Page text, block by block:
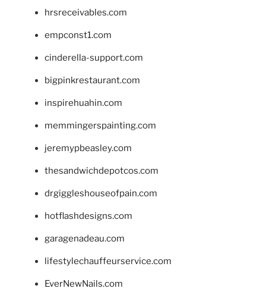
hrsreceivables.com
empconst1.com
cinderella-support.com
bigpinkrestaurant.com
inspirehuahin.com
memmingerspainting.com
jeremypbeasley.com
thesandwichdepotcos.com
drgiggleshouseofpain.com
hotflashdesigns.com
garagenadeau.com
lifestylechauffeurservice.com
EverNewNails.com